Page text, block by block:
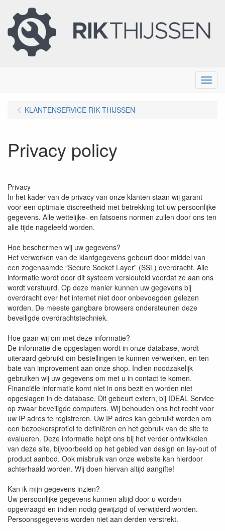
Menu
KLANTENSERVICE RIK THIJSSEN
Privacy policy
Privacy
In het kader van de privacy van onze klanten staan wij garant
voor een optimale discreetheid met betrekking tot uw persoonlijke
gegevens. Alle wettelijke- en fatsoens normen zullen door ons ten
alle tijde nageleefd worden.
Hoe beschermen wij uw gegevens?
Het verwerken van de klantgegevens gebeurt door middel van
een zogenaamde “Secure Socket Layer” (SSL) overdracht. Alle
informatie wordt door dit systeem versleuteld voordat ze aan ons
wordt verstuurd. Op deze manier kunnen uw gegevens bij
overdracht over het internet niet door onbevoegden gelezen
worden. De meeste gangbare browsers ondersteunen deze
beveiligde overdrachtstechniek.
Hoe gaan wij om met deze informatie?
De informatie die opgeslagen wordt in onze database, wordt
uiteraard gebruikt om bestellingen te kunnen verwerken, en ten
bate van improvement aan onze shop. Indien noodzakelijk
gebruiken wij uw gegevens om met u in contact te komen.
Financiële informatie komt niet in ons bezit en worden niet
opgeslagen in de database. Dit gebeurt extern, bij IDEAL Service
op zwaar beveiligde computers. Wij behouden ons het recht voor
uw IP adres te registreren. Uw IP adres kan gebruikt worden om
een bezoekersprofiel te definiëren en het gebruik van de site te
evalueren. Deze informatie helpt ons bij het verder ontwikkelen
van deze site, bijvoorbeeld op het gebied van design en lay-out of
product aanbod. Ook misbruik van onze website kan hierdoor
achterhaald worden. Wij doen hiervan altijd aangifte!
Kan ik mijn gegevens inzien?
Uw persoonlijke gegevens kunnen altijd door u worden
opgevraagd en indien nodig gewijzigd of verwijderd worden.
Persoonsgegevens worden niet aan derden verstrekt.